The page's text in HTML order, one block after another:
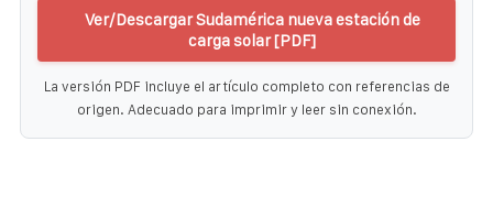
Ver/Descargar Sudamérica nueva estación de
carga solar [PDF]
La versión PDF incluye el artículo completo con referencias de
origen. Adecuado para imprimir y leer sin conexión.